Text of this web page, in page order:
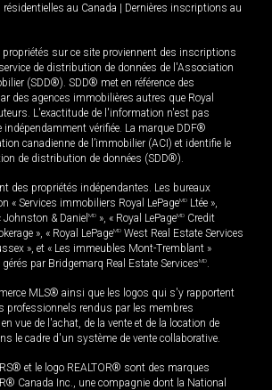
au Canada | Dernières inscriptions au
sur ce site proviennent des inscriptions
de distribution de données de l'Association
(SDD®). SDD® met en référence des
des agences immobilières autres que Royal
L'exactitude de l'information n'est pas
indépendamment vérifiée. La marque DDF®
canadienne de l’immobilier (ACI) et identifie le
de distribution de données (SDD®).
des propriétés indépendantes. Les bureaux
« Services immobiliers Royal LePageMD Ltée »,
& Daniel MD », « Royal LePageMD Credit
», « Royal LePageMD West Real Estate Services
», et « Les immeubles Mont-Tremblant »
par Bridgemarq Real Estate ServicesMD
MLS® ainsi que les logos qui s'y rapportent
professionnels rendus par les membres
vue de l'achat, de la vente et de la location de
le cadre d'un système de vente collaborative.
et le logo REALTOR® sont des marques
Canada Inc., une compagnie dont la National